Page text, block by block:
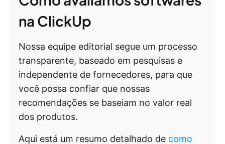
na ClickUp
Nossa equipe editorial segue um processo
transparente, baseado em pesquisas e
independente de fornecedores, para que
você possa confiar que nossas
recomendações se baseiam no valor real
dos produtos.
Aqui está um resumo detalhado de como